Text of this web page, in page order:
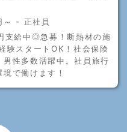
- 正社員
支給中◎急募！断熱材の施
験スタートOK！社会保険
男性多数活躍中。社員旅行
で働けます！